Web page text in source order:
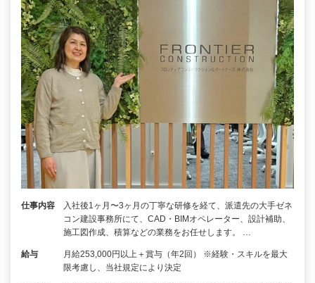
仕事内容
入社後1ヶ月〜3ヶ月の丁寧な研修を経て、派遣先の大手ゼネ
コン建設事務所にて、CAD・BIMオペレーター、設計補助、
施工図作成、積算などの業務をお任せします。 …
給与
月給253,000円以上＋賞与（年2回） ※経験・スキルを最大
限考慮し、当社規定により決定